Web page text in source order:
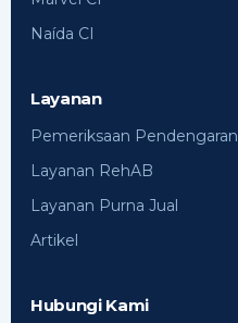
Naída CI
Layanan
Pemeriksaan Pendengaran
Layanan RehAB
Layanan Purna Jual
Artikel
Hubungi Kami